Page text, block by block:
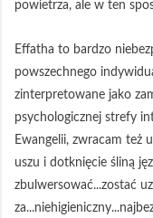
powietrza, ale w ten
Effatha to bardzo
powszechnego
zinterpretowane jako
psychologicznej strefy
Ewangelii, zwracam też
uszu i dotknięcie śliną
zbulwersować...zostać